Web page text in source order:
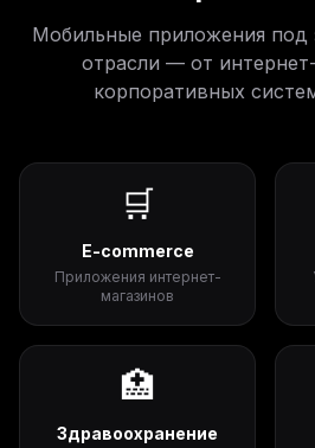
Мобильные приложения под
отрасли — от
корпоративных
🛒
E-commerce
Приложения интернет-
магазинов
🏥
Здравоохранение